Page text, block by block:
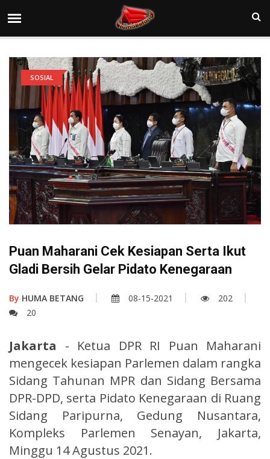
SOSIAL
Puan Maharani Cek Kesiapan Serta Ikut
Gladi Bersih Gelar Pidato Kenegaraan
By HUMA BETANG 08-15-2021
202
20
Jakarta - Ketua DPR RI Puan Maharani
mengecek kesiapan Parlemen dalam rangka
Sidang Tahunan MPR dan Sidang Bersama
DPR-DPD, serta Pidato Kenegaraan di Ruang
Sidang Paripurna, Gedung Nusantara,
Kompleks Parlemen Senayan, Jakarta,
Minggu 14 Agustus 2021.